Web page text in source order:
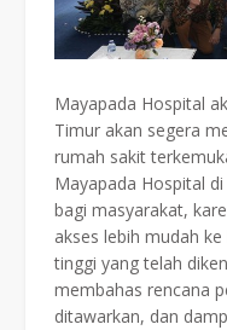
Mayapada Hospital
Timur akan segera
rumah sakit
Mayapada Hospital
bagi masyarakat,
akses lebih mudah
tinggi yang telah
membahas rencana
ditawarkan, dan